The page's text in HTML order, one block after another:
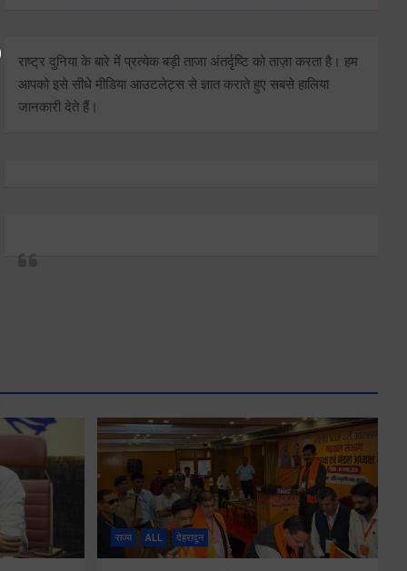
राष्ट्र दुनिया के बारे में प्रत्येक बड़ी ताजा अंतर्दृष्टि को ताज़ा करता है। हम
आपको इसे सीधे मीडिया आउटलेट्स से ज्ञात कराते हुए सबसे हालिया
जानकारी देते हैं।
राज्य ALL देहरादून